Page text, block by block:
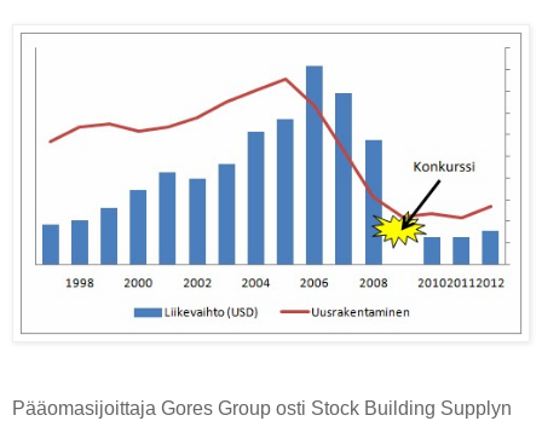
Pääomasijoittaja Gores Group osti Stock Building Supplyn